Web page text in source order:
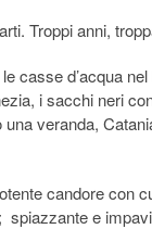
Troppi anni,
casse d’acqua nel
i sacchi neri
veranda,
candore con
spiazzante e